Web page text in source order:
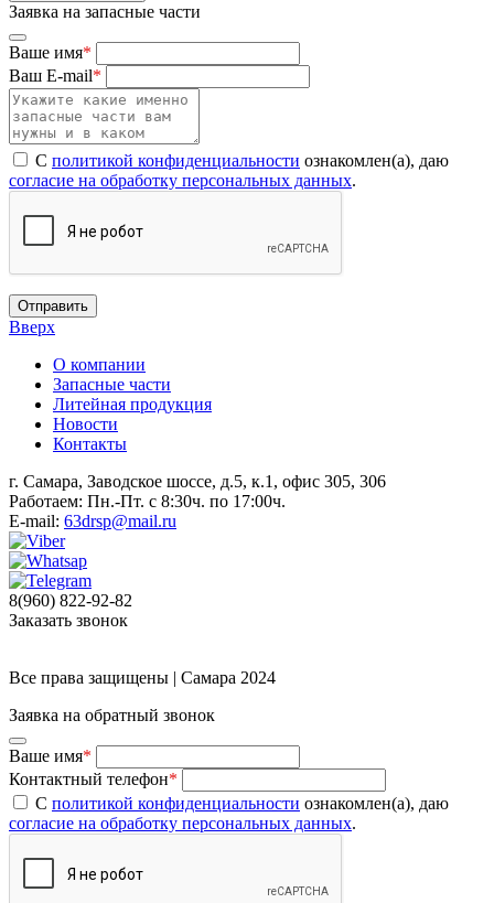
Заявка на запасные части
Ваше имя*
Ваш E-mail*
С политикой конфиденциальности ознакомлен(а), даю
согласие на обработку персональных данных.
Отправить
Вверх
О компании
Запасные части
Литейная продукция
Новости
Контакты
г. Самара, Заводское шоссе, д.5, к.1, офис 305, 306
Работаем: Пн.-Пт. с 8:30ч. по 17:00ч.
E-mail: 63drsp@mail.ru
8(960) 822-92-82
Заказать звонок
Все права защищены | Самара 2024
Заявка на обратный звонок
Ваше имя*
Контактный телефон*
С политикой конфиденциальности ознакомлен(а), даю
согласие на обработку персональных данных.